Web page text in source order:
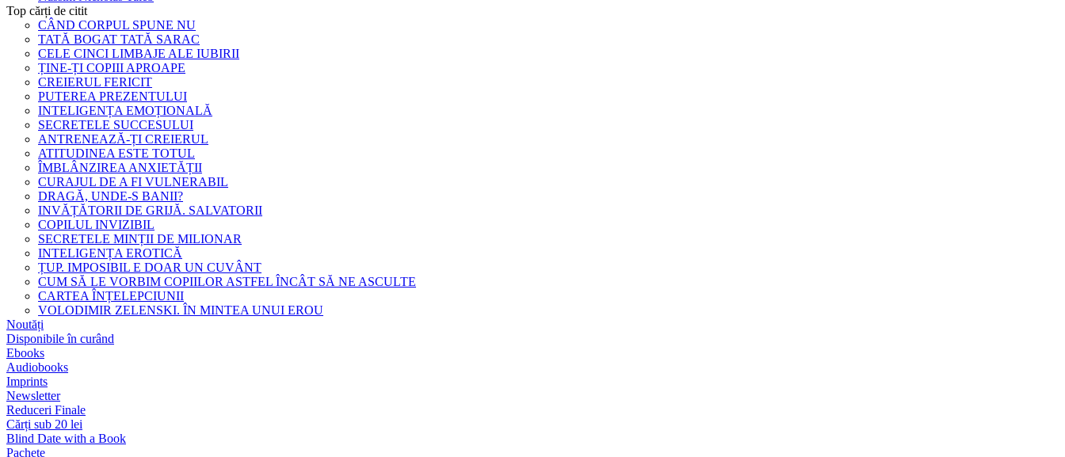
Top cărți de citit
CÂND CORPUL SPUNE NU
TATĂ BOGAT TATĂ SARAC
CELE CINCI LIMBAJE ALE IUBIRII
ȚINE-ȚI COPIII APROAPE
CREIERUL FERICIT
PUTEREA PREZENTULUI
INTELIGENȚA EMOȚIONALĂ
SECRETELE SUCCESULUI
ANTRENEAZĂ-ȚI CREIERUL
ATITUDINEA ESTE TOTUL
ÎMBLÂNZIREA ANXIETĂȚII
CURAJUL DE A FI VULNERABIL
DRAGĂ, UNDE-S BANII?
INVĂȚĂTORII DE GRIJĂ. SALVATORII
COPILUL INVIZIBIL
SECRETELE MINȚII DE MILIONAR
INTELIGENȚA EROTICĂ
ȚUP. IMPOSIBIL E DOAR UN CUVÂNT
CUM SĂ LE VORBIM COPIILOR ASTFEL ÎNCÂT SĂ NE ASCULTE
CARTEA ÎNȚELEPCIUNII
VOLODIMIR ZELENSKI. ÎN MINTEA UNUI EROU
Noutăți
Disponibile în curând
Ebooks
Audiobooks
Imprints
Newsletter
Reduceri Finale
Cărți sub 20 lei
Blind Date with a Book
Pachete